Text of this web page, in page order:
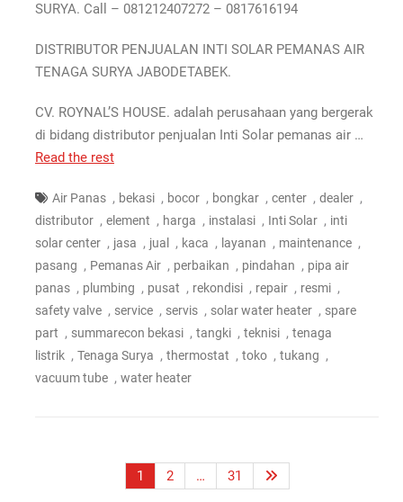
SURYA. Call – 081212407272 – 0817616194
DISTRIBUTOR PENJUALAN INTI SOLAR PEMANAS AIR
TENAGA SURYA JABODETABEK.
CV. ROYNAL’S HOUSE. adalah perusahaan yang bergerak
di bidang distributor penjualan Inti Solar pemanas air …
Read the rest
Air Panas , bekasi , bocor , bongkar , center , dealer ,
distributor , element , harga , instalasi , Inti Solar , inti
solar center , jasa , jual , kaca , layanan , maintenance ,
pasang , Pemanas Air , perbaikan , pindahan , pipa air
panas , plumbing , pusat , rekondisi , repair , resmi ,
safety valve , service , servis , solar water heater , spare
part , summarecon bekasi , tangki , teknisi , tenaga
listrik , Tenaga Surya , thermostat , toko , tukang ,
vacuum tube , water heater
Paginasi
1 2 … 31